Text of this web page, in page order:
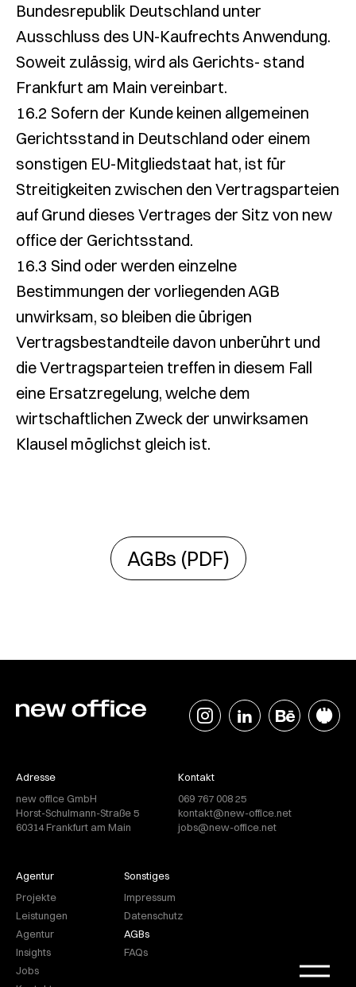
Bundesrepublik Deutschland unter
Ausschluss des UN-Kaufrechts Anwendung.
Soweit zulässig, wird als Gerichts- stand
Frankfurt am Main vereinbart.
16.2 Sofern der Kunde keinen allgemeinen
Gerichtsstand in Deutschland oder einem
sonstigen EU-Mitgliedstaat hat, ist für
Streitigkeiten zwischen den Vertragsparteien
auf Grund dieses Vertrages der Sitz von new
office der Gerichtsstand.
16.3 Sind oder werden einzelne
Bestimmungen der vorliegenden AGB
unwirksam, so bleiben die übrigen
Vertragsbestandteile davon unberührt und
die Vertragsparteien treffen in diesem Fall
eine Ersatzregelung, welche dem
wirtschaftlichen Zweck der unwirksamen
Klausel möglichst gleich ist.
AGBs (PDF)
Adresse
new office GmbH
Horst-Schulmann-Straße 5
60314 Frankfurt am Main
Kontakt
069 767 008 25
kontakt@new-office.net
jobs@new-office.net
Agentur
Projekte
Leistungen
Agentur
Insights
Jobs
Sonstiges
Impressum
Datenschutz
AGBs
FAQs